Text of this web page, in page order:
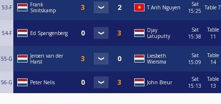
53-F
Frank
Smitskamp
T.Anh Nguyen
Sat
15:25 Table 7
54-F Ed Spangenberg
Djay
Latuputty
Sat
15:38
Table
11
55-G
Jeroen van der
Harst
Liesbeth
Wiersma
Sat
15:09
Table
14
56-G Peter Nelis John Breur
Sat
15:13
Table
13